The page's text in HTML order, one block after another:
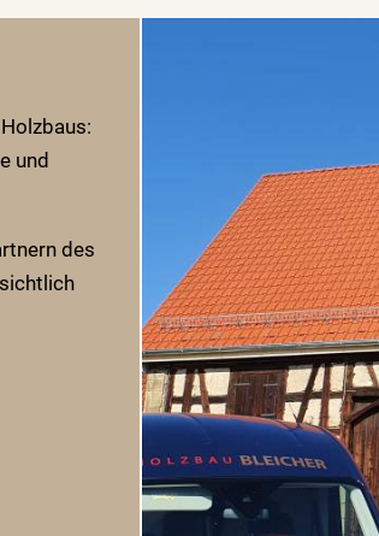
und
des